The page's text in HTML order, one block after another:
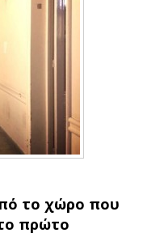
το χώρο που
πρώτο